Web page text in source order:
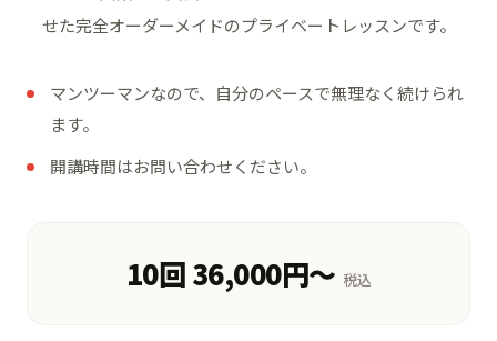
せた完全オーダーメイドのプライベートレッスンです。
マンツーマンなので、自分のペースで無理なく続けられ
ます。
開講時間はお問い合わせください。
10回 36,000円〜 税込